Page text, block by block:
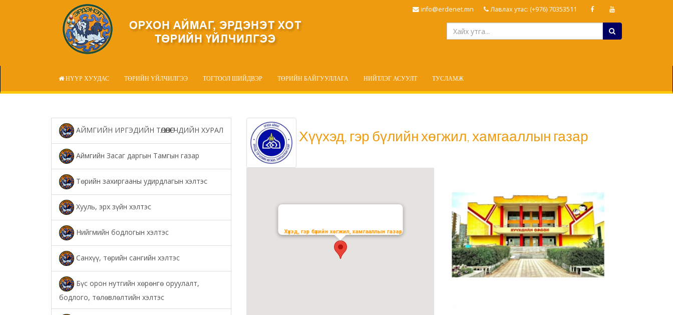
info@erdenet.mn Лавлах утас: (+976) 70353511
НҮҮР ХУУДАС ТӨРИЙН ҮЙЛЧИЛГЭЭ ТОГТООЛ ШИЙДВЭР ТӨРИЙН БАЙГУУЛЛАГА НИЙТЛЭГ АСУУЛТ ТУСЛАМЖ
АЙМГИЙН ИРГЭДИЙН ТӨЛӨӨЛӨГЧДИЙН ХУРАЛ
Аймгийн Засаг даргын Тамгын газар
Төрийн захиргааны удирдлагын хэлтэс
Хууль, эрх зүйн хэлтэс
Нийгмийн бодлогын хэлтэс
Санхүү, төрийн сангийн хэлтэс
Бүс орон нутгийн хөрөнгө оруулалт,
бодлого, төлөвлөлтийн хэлтэс
Хүүхэд, гэр бүлийн хөгжил, хамгааллын газар
Хүүхэд, гэр бүлийн хөгжил, хамгааллын газар